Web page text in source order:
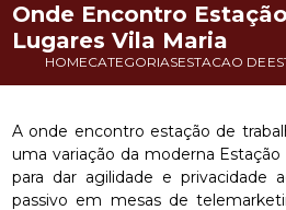
HOMECATEGORIASESTACAO DE
Onde Encontro
Lugares Vila Maria
A onde encontro estação de
uma variação da moderna Estação
para dar agilidade e privacidade
passivo em mesas de